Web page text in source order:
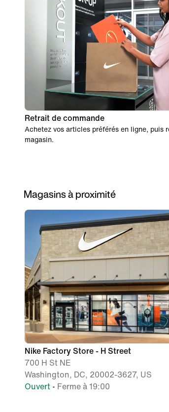
Retrait de commande
Achetez vos articles préférés en ligne, puis
magasin.
Magasins à proximité
Nike Factory Store - H Street
700 H St NE
Washington, DC, 20002-3627, US
Ouvert • Ferme à 19:00